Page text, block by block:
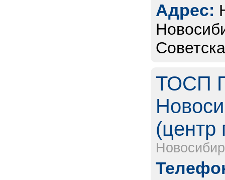
Адрес:
ТОСП
(центр